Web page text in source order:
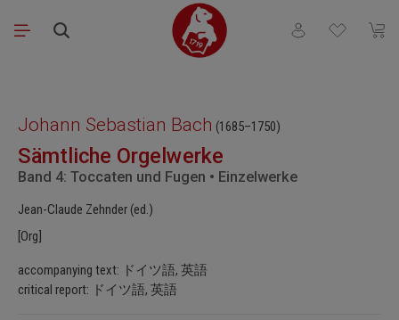
Skip to main content
You have 0
Johann Sebastian Bach (1685–1750)
Sämtliche Orgelwerke
Band 4: Toccaten und Fugen • Einzelwerke
Jean-Claude Zehnder (ed.)
[Org]
accompanying text: ドイツ語, 英語
critical report: ドイツ語, 英語